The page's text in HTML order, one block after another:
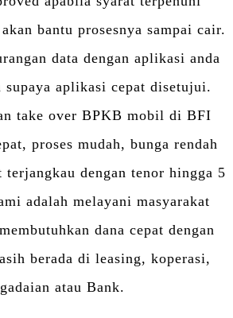
bantu prosesnya sampai cair.
data dengan aplikasi anda
supaya aplikasi cepat disetujui.
take over BPKB mobil di BFI
proses mudah, bunga rendah
terjangkau dengan tenor hingga 5
adalah melayani masyarakat
dana cepat dengan
berada di leasing, koperasi,
atau Bank.